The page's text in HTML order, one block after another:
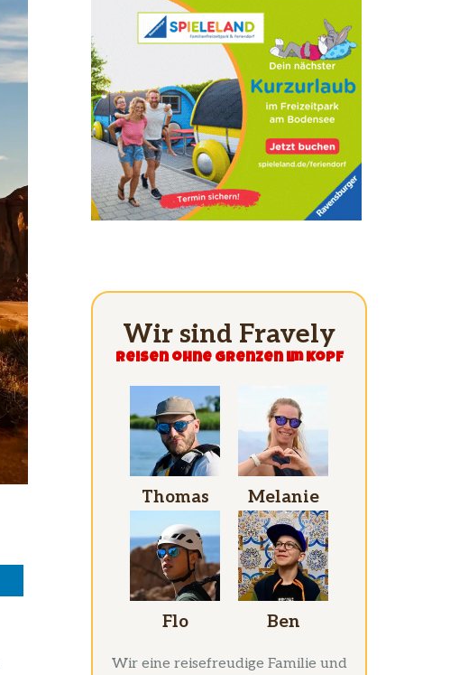
Wir sind Fravely
Reisen ohne grenzen im Kopf
Thomas Melanie
Flo Ben
Wir eine reisefreudige Familie und